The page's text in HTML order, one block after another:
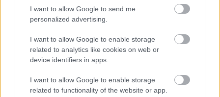
I want to allow Google to send me
personalized advertising.
I want to allow Google to enable storage
related to analytics like cookies on web or
device identifiers in apps.
I want to allow Google to enable storage
related to functionality of the website or app.
Piast Wolica Piaskowa vs. Gród Będziemyśl - relacja, wynik na
żywo, transmisja
Wynik meczu Piast Wolica Piaskowa - Gród Będziemyśl znajdziesz na
naszej stronie zaraz po jego zakończeniu. Jeżeli szukasz informacji
meczowych, zajrzyj tutaj:Piast Wolica Piaskowa vs. Gród Będziemyśl
- wynik, składy, strzelcy
Jeżeli w internecie lub TV dostępna jest
albo innych spotkań
Dębica > Klasa B, gr. I na pewno znajdziesz takie informacje na naszym
portalu. Możliwe jednak, że nigdzie nie pojawi się stream online z tego